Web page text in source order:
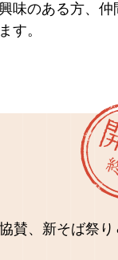
味のある方、仲
す。
賛、新そば祭